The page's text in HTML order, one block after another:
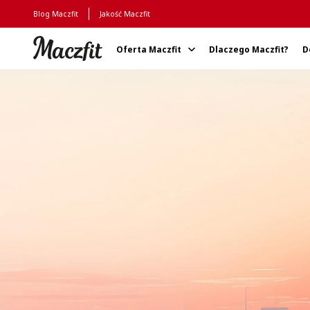
Blog Maczfit Jakość Maczfit
Oferta Maczfit Dlaczego Maczfit?